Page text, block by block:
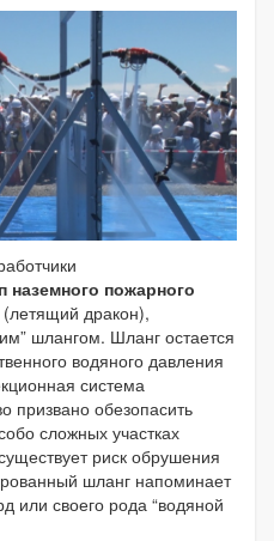
наземного пожарного
(летящий дракон),
шлангом. Шланг остается
водяного давления
система
призвано обезопасить
сложных участках
риск обрушения
шланг напоминает
или своего рода “водяной